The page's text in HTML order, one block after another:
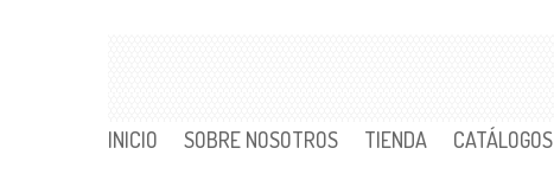
INICIO SOBRE NOSOTROS TIENDA CATÁLOGOS